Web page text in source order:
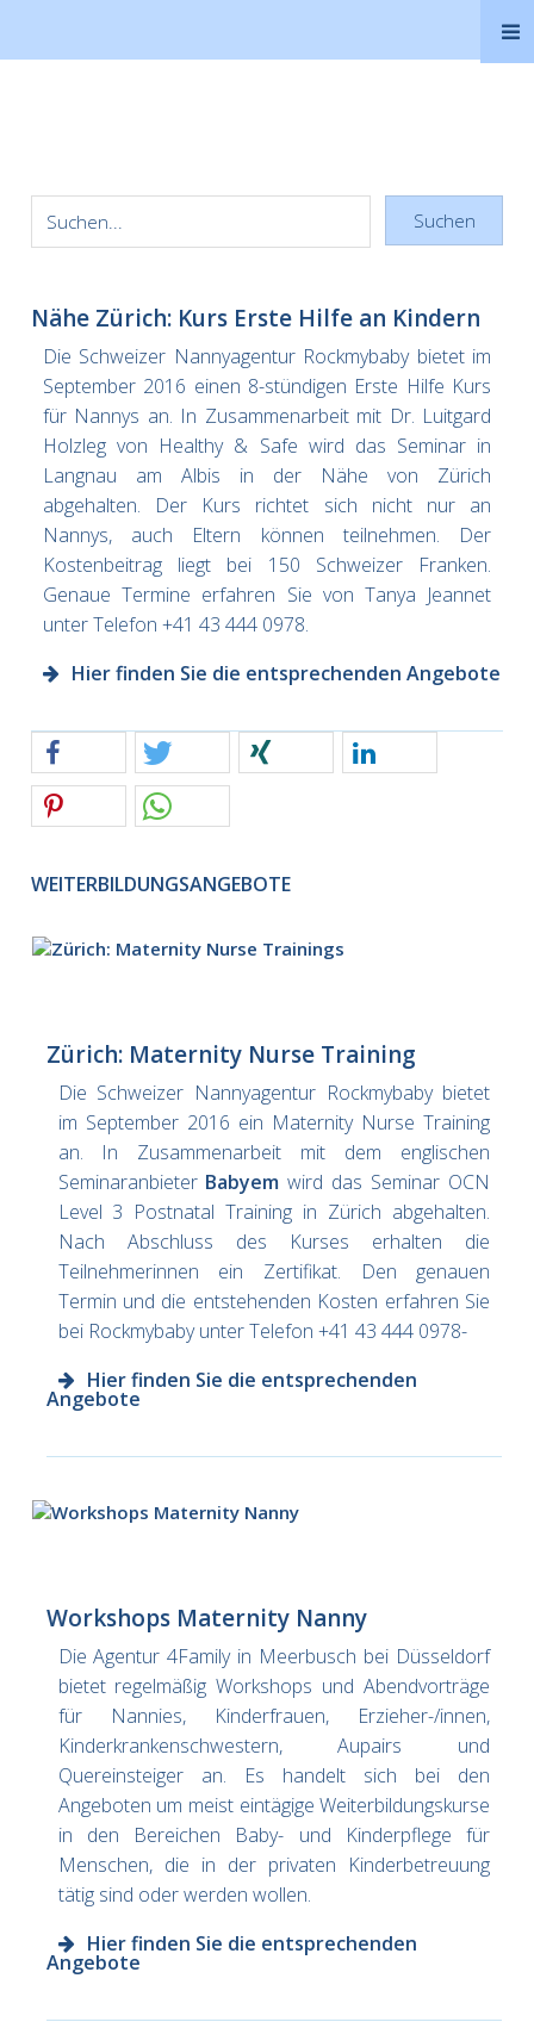
Suchen
Nähe Zürich: Kurs Erste Hilfe an Kindern
Die Schweizer Nannyagentur Rockmybaby bietet im
September 2016 einen 8-stündigen Erste Hilfe Kurs
für Nannys an. In Zusammenarbeit mit Dr. Luitgard
Holzleg von Healthy & Safe wird das Seminar in
Langnau am Albis in der Nähe von Zürich
abgehalten. Der Kurs richtet sich nicht nur an
Nannys, auch Eltern können teilnehmen. Der
Kostenbeitrag liegt bei 150 Schweizer Franken.
Genaue Termine erfahren Sie von Tanya Jeannet
unter Telefon +41 43 444 0978.
Hier finden Sie die entsprechenden Angebote
WEITERBILDUNGSANGEBOTE
Zürich: Maternity Nurse Training
Die Schweizer Nannyagentur Rockmybaby bietet
im September 2016 ein Maternity Nurse Training
an. In Zusammenarbeit mit dem englischen
Seminaranbieter Babyem wird das Seminar OCN
Level 3 Postnatal Training in Zürich abgehalten.
Nach Abschluss des Kurses erhalten die
Teilnehmerinnen ein Zertifikat. Den genauen
Termin und die entstehenden Kosten erfahren Sie
bei Rockmybaby unter Telefon +41 43 444 0978-
Hier finden Sie die entsprechenden
Angebote
Workshops Maternity Nanny
Die Agentur 4Family in Meerbusch bei Düsseldorf
bietet regelmäßig Workshops und Abendvorträge
für Nannies, Kinderfrauen, Erzieher-/innen,
Kinderkrankenschwestern, Aupairs und
Quereinsteiger an. Es handelt sich bei den
Angeboten um meist eintägige Weiterbildungskurse
in den Bereichen Baby- und Kinderpflege für
Menschen, die in der privaten Kinderbetreuung
tätig sind oder werden wollen.
Hier finden Sie die entsprechenden
Angebote